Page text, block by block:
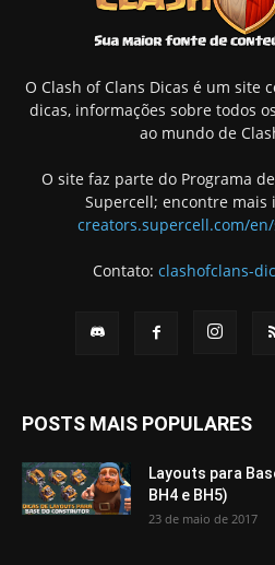
O Clash of Clans Dicas é um site
dicas, informações sobre todos
ao mundo de
O site faz parte do Programa
Supercell; encontre mais
creators.supercell.com/
Contato: clashofclans-
POSTS MAIS POPULARES
Layouts para
BH4 e BH5)
23 de maio de 2017